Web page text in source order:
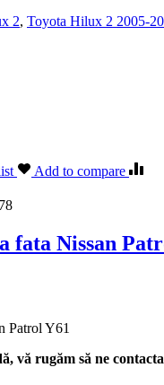
2, Toyota Hilux 2 2005-
Add to compare
fata Nissan
Patrol Y61
vă rugăm să ne